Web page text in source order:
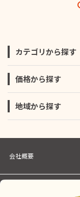
カテゴリから探す
価格から探す
地域から探す
会社概要